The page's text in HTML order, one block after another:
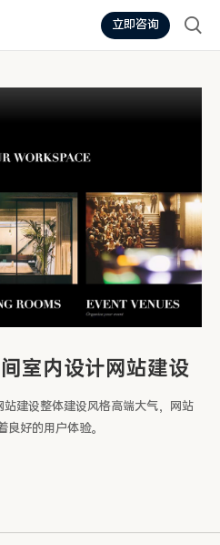
立即咨询
室内设计网站建设
建设整体建设风格高端大气，网站
好的用户体验。